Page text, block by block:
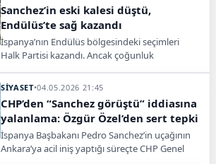
Sanchez’in eski kalesi düştü,
Endülüs’te sağ kazandı
İspanya’nın Endülüs bölgesindeki seçimleri
Halk Partisi kazandı. Ancak çoğunluk
desteği belirleyici hâle geldi.
SİYASET•04.05.2026 21:45
CHP’den “Sanchez görüştü” iddiasına
yalanlama: Özgür Özel’den sert tepki
İspanya Başbakanı Pedro Sanchez’in uçağının
Ankara’ya acil iniş yaptığı süreçte CHP Genel